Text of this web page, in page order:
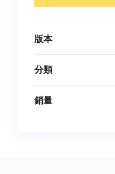
版本
分類
銷量